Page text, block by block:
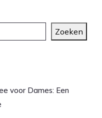
Zoeken
voor Dames: Een